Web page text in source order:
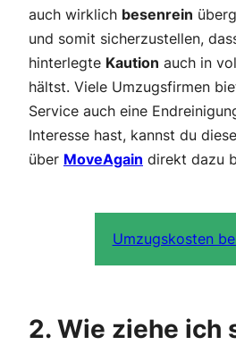
auch wirklich besenrein
und somit sicherzustellen,
hinterlegte Kaution auch in
hältst. Viele Umzugsfirmen
Service auch eine
Interesse hast, kannst du
über MoveAgain direkt dazu
Umzugskosten
2. Wie ziehe ich